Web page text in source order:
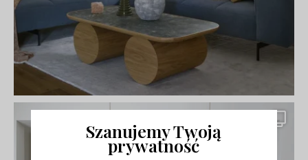
Szanujemy Twoją
prywatność